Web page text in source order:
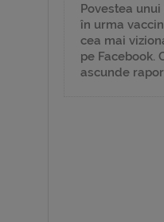
Povestea
în urma
cea mai
pe Facebook.
ascunde